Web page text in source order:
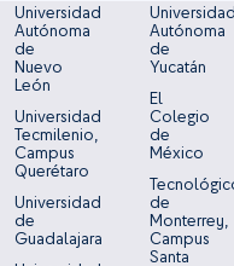
Universidad
Autónoma
de
Nuevo
León
Universidad
Tecmilenio,
Campus
Querétaro
Universidad
de
Guadalajara
Autónoma
de
Yucatán
El
Colegio
de
México
de
Monterrey,
Campus
Santa